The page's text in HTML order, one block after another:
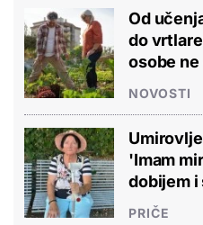
Od
do
osobe
NOVOSTI
'Imam
dobijem
PRIČE